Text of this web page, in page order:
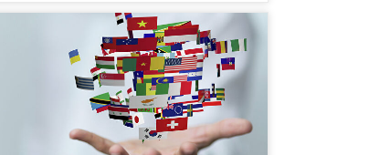
практикалық орта...